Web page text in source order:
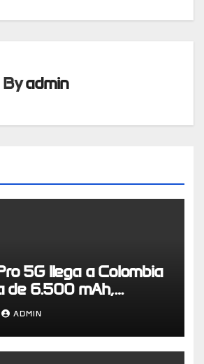
Byadmin
5G llega a Colombia
de 6.500 mAh,
IP69 y resistencia de
ADMIN